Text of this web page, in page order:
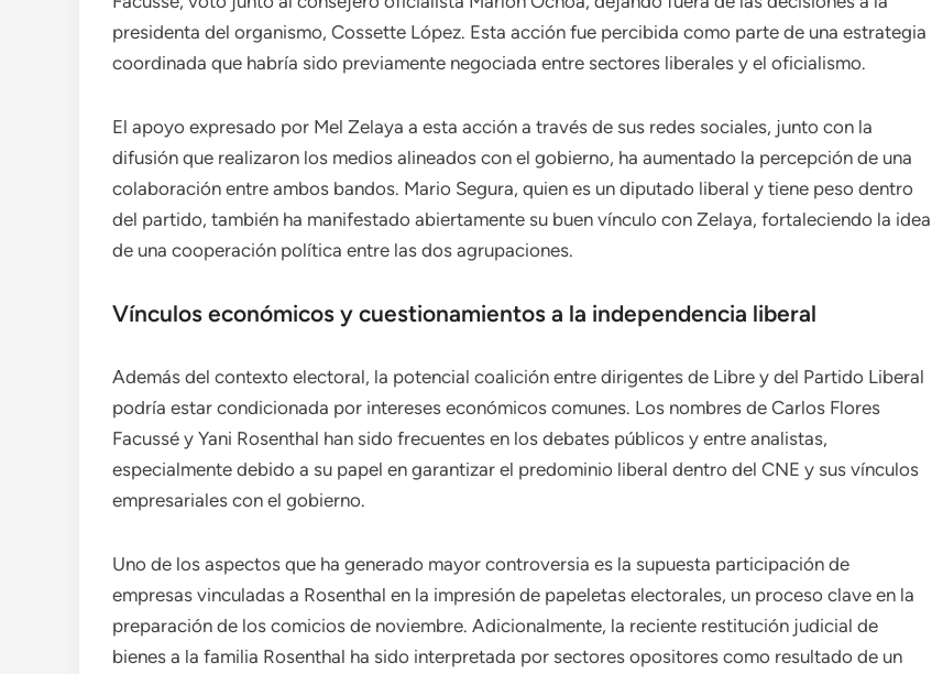
presidenta del organismo, Cossette López. Esta acción fue percibida como parte de una estrategia
coordinada que habría sido previamente negociada entre sectores liberales y el oficialismo.
El apoyo expresado por Mel Zelaya a esta acción a través de sus redes sociales, junto con la
difusión que realizaron los medios alineados con el gobierno, ha aumentado la percepción de una
colaboración entre ambos bandos. Mario Segura, quien es un diputado liberal y tiene peso dentro
del partido, también ha manifestado abiertamente su buen vínculo con Zelaya, fortaleciendo la idea
de una cooperación política entre las dos agrupaciones.
Vínculos económicos y cuestionamientos a la independencia liberal
Además del contexto electoral, la potencial coalición entre dirigentes de Libre y del Partido Liberal
podría estar condicionada por intereses económicos comunes. Los nombres de Carlos Flores
Facussé y Yani Rosenthal han sido frecuentes en los debates públicos y entre analistas,
especialmente debido a su papel en garantizar el predominio liberal dentro del CNE y sus vínculos
empresariales con el gobierno.
Uno de los aspectos que ha generado mayor controversia es la supuesta participación de
empresas vinculadas a Rosenthal en la impresión de papeletas electorales, un proceso clave en la
preparación de los comicios de noviembre. Adicionalmente, la reciente restitución judicial de
bienes a la familia Rosenthal ha sido interpretada por sectores opositores como resultado de un